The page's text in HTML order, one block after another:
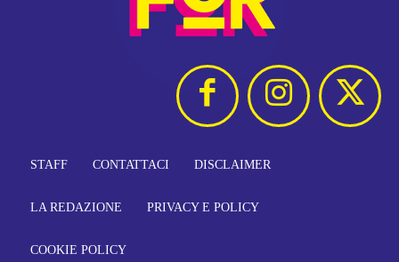
STAFF CONTATTACI DISCLAIMER
LA REDAZIONE PRIVACY E POLICY
COOKIE POLICY